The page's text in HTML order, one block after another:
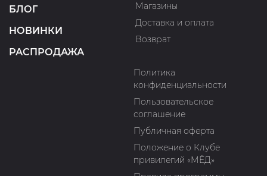
БЛОГ
НОВИНКИ
РАСПРОДАЖА
Магазины
Доставка и оплата
Возврат
Политика
конфиденциальности
Пользовательское
соглашение
Публичная оферта
Положение о Клубе
привилегий «МЁД»